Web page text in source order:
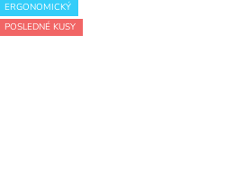
ERGONOMICKÝ
POSLEDNÉ KUSY